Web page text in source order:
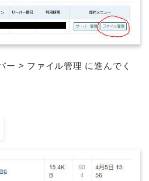
ー > ファイル管理 に進んでく